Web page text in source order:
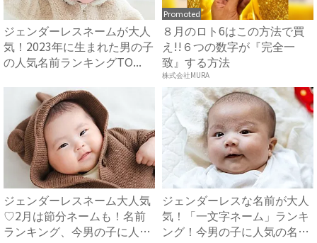
ジェンダーレスネームが大人
気！2023年に生まれた男の子
の人気名前ランキングTO...
Promoted
８月のロト6はこの方法で買
え!!６つの数字が『完全一
致』する方法
株式会社MURA
ジェンダーレスネーム大人気
♡2月は節分ネームも！名前
ランキング、今男の子に人気
ジェンダーレスな名前が大人
気！「一文字ネーム」ランキ
ング！今男の子に人気の名前